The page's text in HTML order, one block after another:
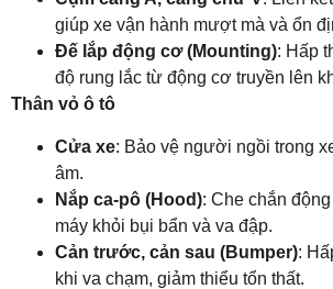
giúp xe vận hành mượt mà và ổn
Đế lắp động cơ (Mounting): Hấp
độ rung lắc từ động cơ truyền lên
Thân vỏ ô tô
Cửa xe: Bảo vệ người ngồi trong
âm.
Nắp ca-pô (Hood): Che chắn
máy khỏi bụi bẩn và va đập.
Cản trước, cản sau (Bumper):
khi va chạm, giảm thiểu tổn thất.